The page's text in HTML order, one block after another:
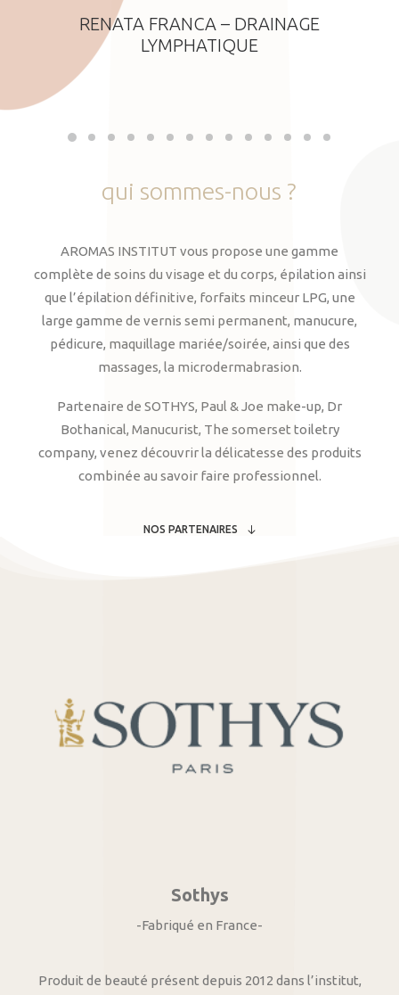
RENATA FRANCA – DRAINAGE
LYMPHATIQUE
qui sommes-nous ?
AROMAS INSTITUT vous propose une gamme
complète de soins du visage et du corps, épilation ainsi
que l’épilation définitive, forfaits minceur LPG, une
large gamme de vernis semi permanent, manucure,
pédicure, maquillage mariée/soirée, ainsi que des
massages, la microdermabrasion.
Partenaire de SOTHYS, Paul & Joe make-up, Dr
Bothanical, Manucurist, The somerset toiletry
company, venez découvrir la délicatesse des produits
combinée au savoir faire professionnel.
NOS PARTENAIRES
Sothys
-Fabriqué en France-
Produit de beauté présent depuis 2012 dans l’institut,